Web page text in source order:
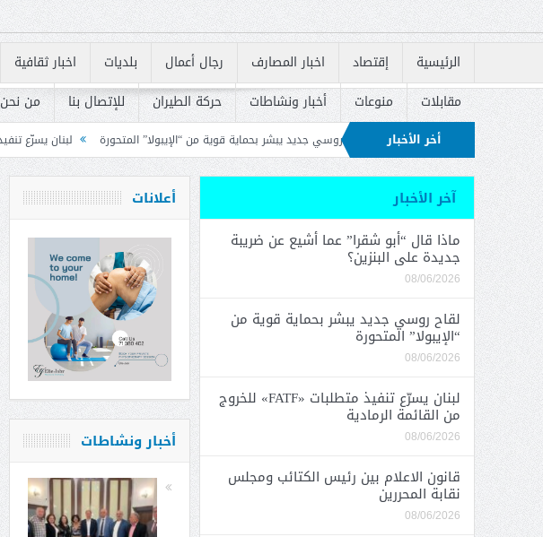
الرئيسية إقتصاد اخبار المصارف رجال أعمال بلديات اخبار ثقافية
مقابلات
منوعات أخبار ونشاطات حركة الطيران للإتصال بنا من نحن
أخر الأخبار
لقاح روسي جديد يبشر بحماية قوية من “الإيبولا” المتحورة لبنان يسرّع تنفيذ متطلبات «FATF» للخروج من القائمة الرمادية
في إعادة إطلاق القروض السكنية
بعد انتحالها صفة “مفتشة” وكشفها.. البساط يشكر قوى الامن
أعلانات
أخبار ونشاطات
آخر الأخبار
ماذا قال “أبو شقرا” عما أشيع عن ضريبة
جديدة على البنزين؟
08/06/2026
لقاح روسي جديد يبشر بحماية قوية من
“الإيبولا” المتحورة
08/06/2026
لبنان يسرّع تنفيذ متطلبات «FATF» للخروج
من القائمة الرمادية
08/06/2026
قانون الاعلام بين رئيس الكتائب ومجلس
نقابة المحررين
08/06/2026